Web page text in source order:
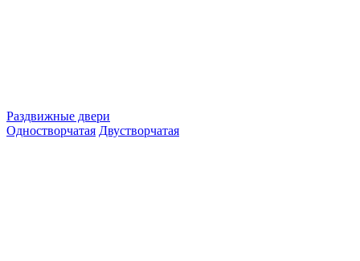
Раздвижные двери
Одностворчатая Двустворчатая